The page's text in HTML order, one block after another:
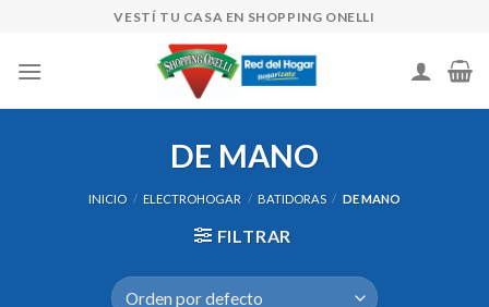
content
VESTÍ TU CASA EN SHOPPING ONELLI
DE MANO
INICIO / ELECTROHOGAR / BATIDORAS / DE MANO
FILTRAR